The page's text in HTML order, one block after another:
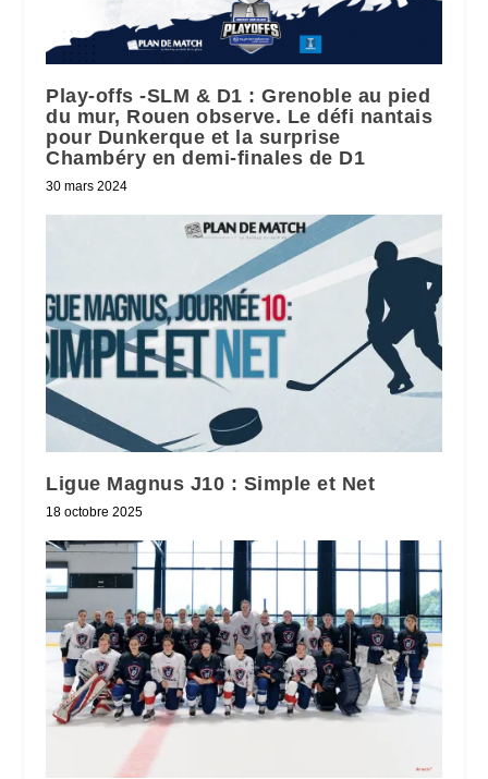
Play-offs -SLM & D1 : Grenoble au pied
du mur, Rouen observe. Le défi nantais
pour Dunkerque et la surprise
Chambéry en demi-finales de D1
30 mars 2024
Ligue Magnus J10 : Simple et Net
18 octobre 2025